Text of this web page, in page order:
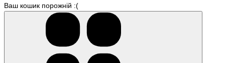
Ваш кошик порожній :(